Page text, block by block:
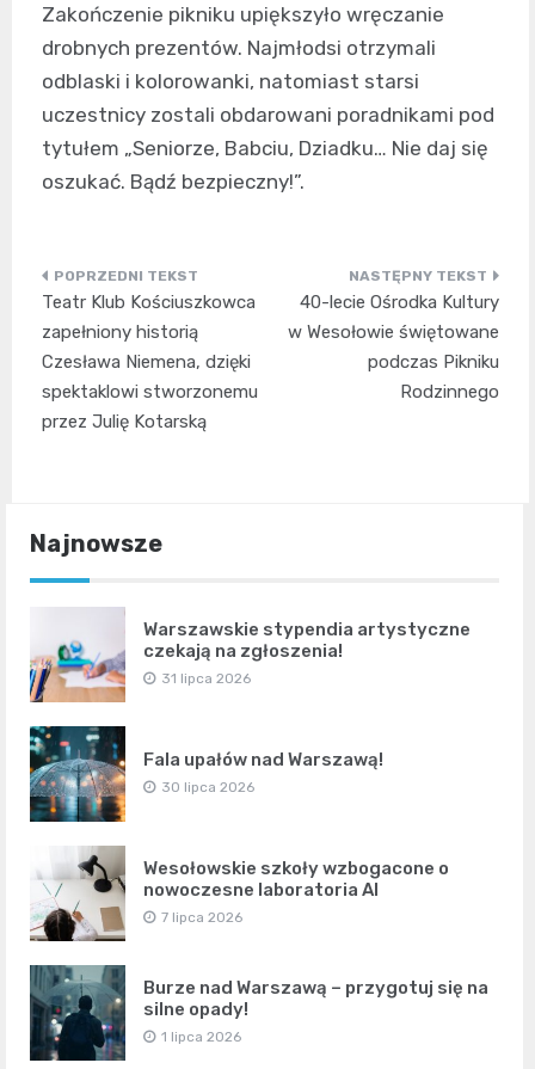
Zakończenie pikniku upiększyło wręczanie
drobnych prezentów. Najmłodsi otrzymali
odblaski i kolorowanki, natomiast starsi
uczestnicy zostali obdarowani poradnikami pod
tytułem „Seniorze, Babciu, Dziadku… Nie daj się
oszukać. Bądź bezpieczny!”.
Nawigacja
wpisu
Teatr Klub Kościuszkowca
zapełniony historią
Czesława Niemena, dzięki
spektaklowi stworzonemu
przez Julię Kotarską
40-lecie Ośrodka Kultury
w Wesołowie świętowane
podczas Pikniku
Rodzinnego
Najnowsze
Warszawskie stypendia artystyczne
czekają na zgłoszenia!
31 lipca 2026
Fala upałów nad Warszawą!
30 lipca 2026
Wesołowskie szkoły wzbogacone o
nowoczesne laboratoria AI
7 lipca 2026
Burze nad Warszawą – przygotuj się na
silne opady!
1 lipca 2026